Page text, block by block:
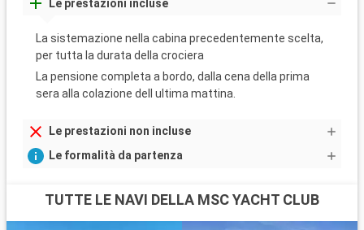
Le prestazioni incluse
La sistemazione nella cabina precedentemente scelta,
per tutta la durata della crociera
La pensione completa a bordo, dalla cena della prima
sera alla colazione dell ultima mattina.
Le prestazioni non incluse
Le formalità da partenza
TUTTE LE NAVI DELLA MSC YACHT CLUB